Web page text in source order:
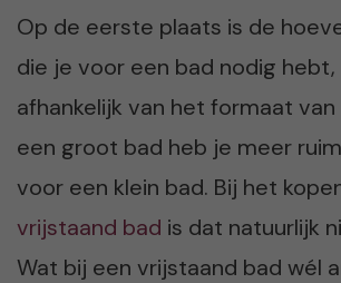
Op de eerste plaats is de
die je voor een bad nodig hebt,
afhankelijk van het formaat
een groot bad heb je meer
voor een klein bad. Bij het
vrijstaand bad is dat natuurlijk
Wat bij een vrijstaand bad wél